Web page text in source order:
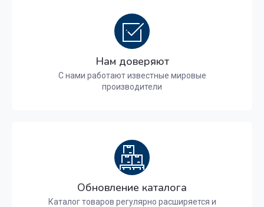
Нам доверяют
С нами работают известные мировые
производители
Обновление каталога
Каталог товаров регулярно расширяется и